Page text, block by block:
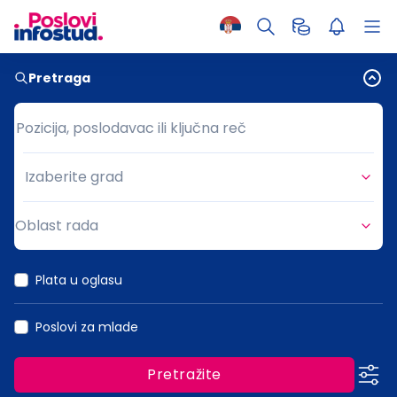
Pretraga
Pozicija, poslodavac ili ključna reč
Pozicija, poslodavac ili ključna reč
Grad
Izaberite grad
Oblast rada
Plata u oglasu
Poslovi za mlade
Pretražite